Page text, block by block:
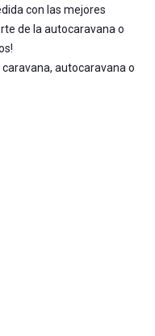
con las mejores
de la autocaravana o
autocaravana o